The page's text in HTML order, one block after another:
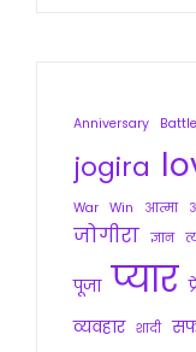
Anniversary Battle
jogira
War Win आत्मा
जोगीरा ज्ञान
पूजा प्यार
व्यवहार शादी